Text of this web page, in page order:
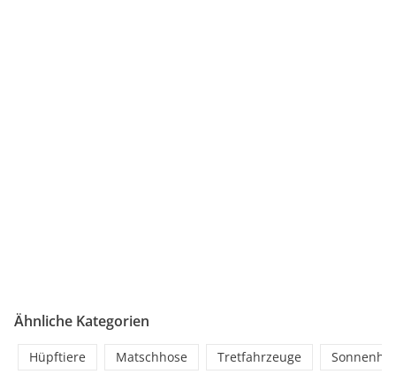
Ähnliche Kategorien
Hüpftiere Matschhose Tretfahrzeuge